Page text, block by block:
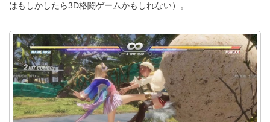
はもしかしたら3D格闘ゲームかもしれない）。